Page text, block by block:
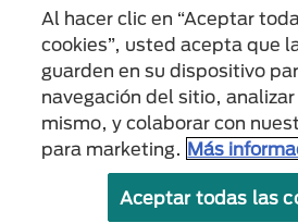
Menu Footer
All Nestlé Purina trademarks owned by
Vevey, Switzerland or are used
Políticas sobre
cookies
Al hacer clic en “Aceptar
cookies”, usted acepta que
guarden en su dispositivo
navegación del sitio,
mismo, y colaborar con
para marketing. Más
Aceptar todas las